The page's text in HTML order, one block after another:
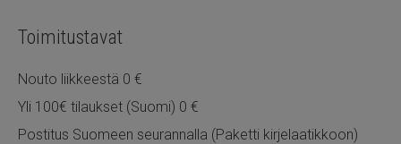
Toimitustavat
Nouto liikkeestä 0 €
Yli 100€ tilaukset (Suomi) 0 €
Postitus Suomeen seurannalla (Paketti kirjelaatikkoon)